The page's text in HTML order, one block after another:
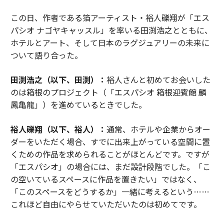
この日、作者である箔アーティスト・裕人礫翔が「エス
パシオ ナゴヤキャッスル」を率いる田渕浩之とともに、
ホテルとアート、そして日本のラグジュアリーの未来に
ついて語り合った。
田渕浩之（以下、田渕）： 裕人さんと初めてお会いした
のは箱根のプロジェクト（「エスパシオ 箱根迎賓館 麟
鳳亀龍」）を進めているときでした。
裕人礫翔（以下、裕人）： 通常、ホテルや企業からオー
ダーをいただく場合、すでに出来上がっている空間に置
くための作品を求められることがほとんどです。ですが
「エスパシオ」の場合には、まだ設計段階でした。「こ
の空いているスペースに作品を置きたい」ではなく、
「このスペースをどうするか」一緒に考えるという……
これほど自由にやらせていただいたのは初めてです。